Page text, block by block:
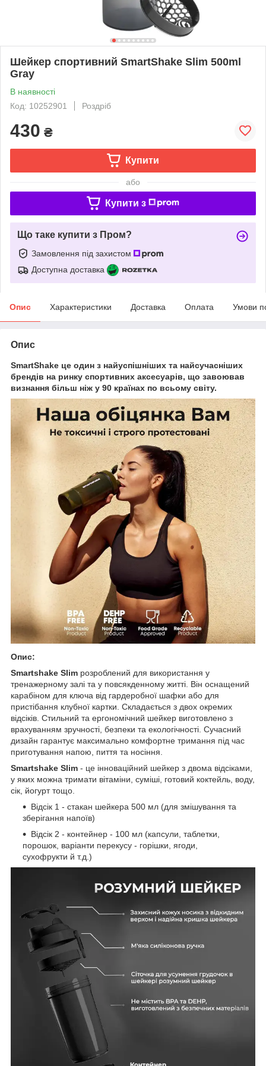
Шейкер спортивний SmartShake Slim 500ml
Gray
В наявності
Код: 10252901
Роздріб
430 ₴
Купити
або
Купити з
Що таке купити з Пром?
Замовлення під захистом
Доступна доставка
Опис Характеристики Доставка Оплата Умови
Опис
SmartShake це один з найуспішніших та найсучасніших
брендів на ринку спортивних аксесуарів, що завоював
визнання більш ніж у 90 країнах по всьому світу.
Опис:
Smartshake Slim розроблений для використання у
тренажерному залі та у повсякденному житті. Він оснащений
карабіном для ключа від гардеробної шафки або для
пристібання клубної картки. Складається з двох окремих
відсіків. Стильний та ергономічний шейкер виготовлено з
врахуванням зручності, безпеки та екологічності. Сучасний
дизайн гарантує максимально комфортне тримання під час
приготування напою, пиття та носіння.
Smartshake Slim - це інноваційний шейкер з двома відсіками,
у яких можна тримати вітаміни, суміші, готовий коктейль, воду,
сік, йогурт тощо.
Відсік 1 - стакан шейкера 500 мл (для змішування та
зберігання напоїв)
Відсік 2 - контейнер - 100 мл (капсули, таблетки,
порошок, варіанти перекусу - горішки, ягоди,
сухофрукти й т.д.)